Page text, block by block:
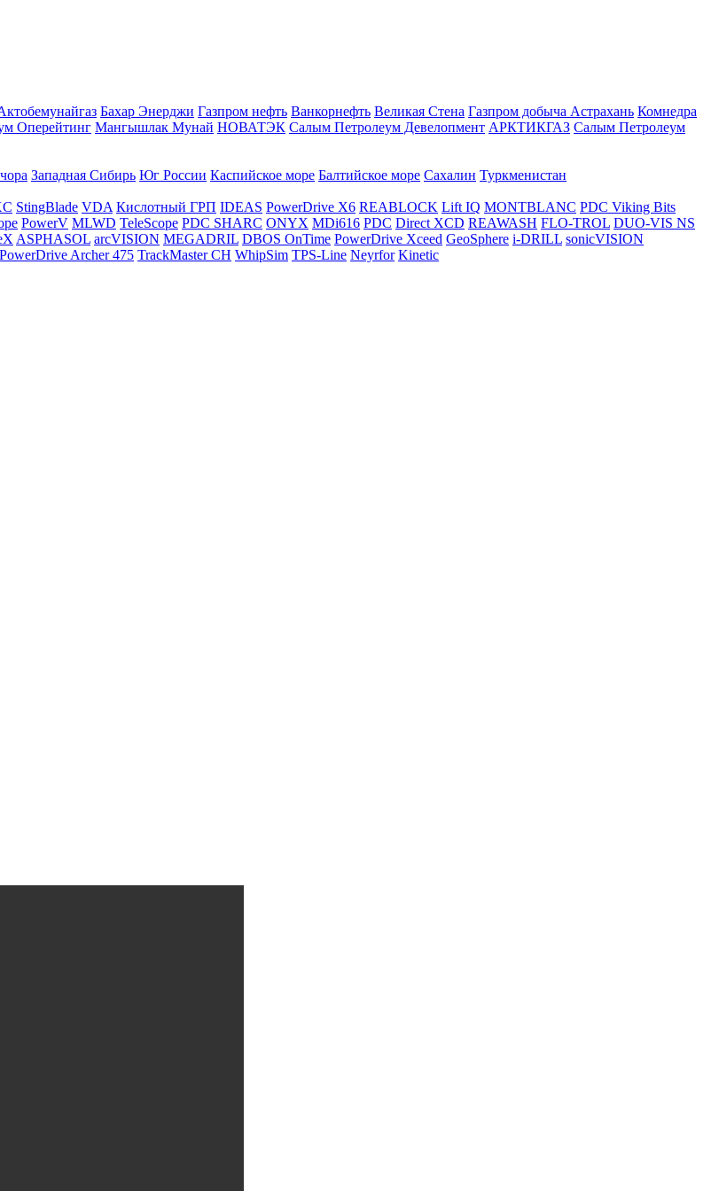
Бахар Энерджи Газпром нефть Ванкорнефть Великая Стена Газпром добыча Астрахань Комнедра
Оперейтинг Мангышлак Мунай НОВАТЭК Салым Петролеум Девелопмент АРКТИКГАЗ Салым Петролеум
Западная Сибирь Юг России Каспийское море Балтийское море Сахалин Туркменистан
StingBlade VDA Кислотный ГРП IDEAS PowerDrive X6 REABLOCK Lift IQ MONTBLANC PDC Viking Bits
PowerV MLWD TeleScope PDC SHARC ONYX MDi616 PDC Direct XCD REAWASH FLO-TROL DUO-VIS NS
ASPHASOL arcVISION MEGADRIL DBOS OnTime PowerDrive Xceed GeoSphere i-DRILL sonicVISION
PowerDrive Archer 475 TrackMaster CH WhipSim TPS-Line Neyrfor Kinetic